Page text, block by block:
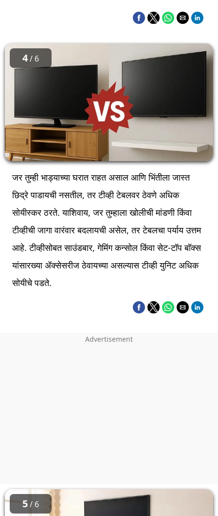
4/ 6
जर तुम्ही भाड्याच्या घरात राहत असाल आणि भिंतीला जास्त
छिद्रे पाडायची नसतील, तर टीव्ही टेबलवर ठेवणे अधिक
सोयीस्कर ठरते. याशिवाय, जर तुम्हाला खोलीची मांडणी किंवा
टीव्हीची जागा वारंवार बदलायची असेल, तर टेबलचा पर्याय उत्तम
आहे. टीव्हीसोबत साउंडबार, गेमिंग कन्सोल किंवा सेट-टॉप बॉक्स
यांसारख्या ॲक्सेसरीज ठेवायच्या असल्यास टीव्ही युनिट अधिक
सोयीचे पडते.
5/ 6